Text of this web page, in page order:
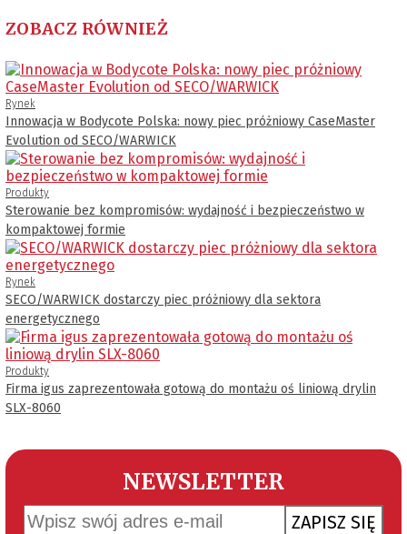
ZOBACZ RÓWNIEŻ
Rynek
Innowacja w Bodycote Polska: nowy piec próżniowy CaseMaster
Evolution od SECO/WARWICK
Produkty
Sterowanie bez kompromisów: wydajność i bezpieczeństwo w
kompaktowej formie
Rynek
SECO/WARWICK dostarczy piec próżniowy dla sektora
energetycznego
Produkty
Firma igus zaprezentowała gotową do montażu oś liniową drylin
SLX-8060
NEWSLETTER
ZAPISZ SIĘ